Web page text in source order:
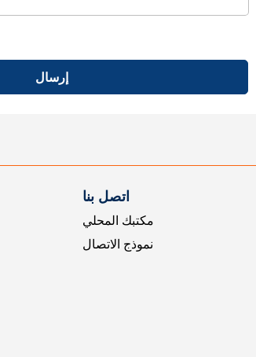
إرسال
اتصل بنا
مكتبك المحلي
نموذج الاتصال